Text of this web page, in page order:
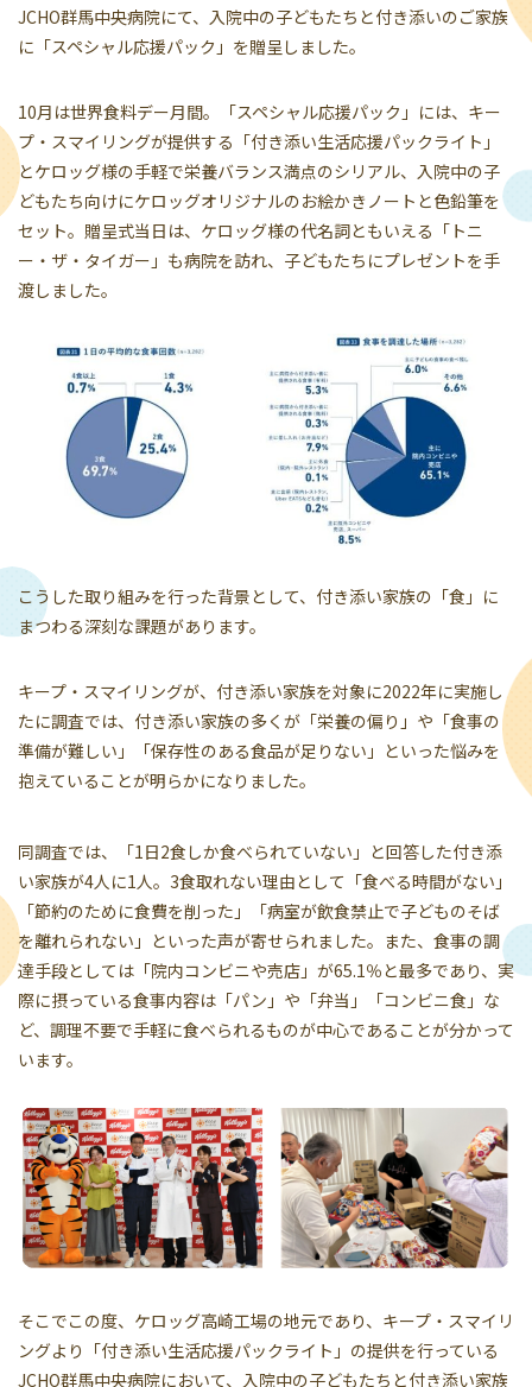
JCHO群馬中央病院にて、入院中の子どもたちと付き添いのご家族
に「スペシャル応援パック」を贈呈しました。
10月は世界食料デー月間。「スペシャル応援パック」には、キー
プ・スマイリングが提供する「付き添い生活応援パックライト」
とケロッグ様の手軽で栄養バランス満点のシリアル、入院中の子
どもたち向けにケロッグオリジナルのお絵かきノートと色鉛筆を
セット。贈呈式当日は、ケロッグ様の代名詞ともいえる「トニ
ー・ザ・タイガー」も病院を訪れ、子どもたちにプレゼントを手
渡しました。
こうした取り組みを行った背景として、付き添い家族の「食」に
まつわる深刻な課題があります。
キープ・スマイリングが、付き添い家族を対象に2022年に実施し
たに調査では、付き添い家族の多くが「栄養の偏り」や「食事の
準備が難しい」「保存性のある食品が足りない」といった悩みを
抱えていることが明らかになりました。
同調査では、「1日2食しか食べられていない」と回答した付き添
い家族が4人に1人。3食取れない理由として「食べる時間がない」
「節約のために食費を削った」「病室が飲食禁止で子どものそば
を離れられない」といった声が寄せられました。また、食事の調
達手段としては「院内コンビニや売店」が65.1％と最多であり、実
際に摂っている食事内容は「パン」や「弁当」「コンビニ食」な
ど、調理不要で手軽に食べられるものが中心であることが分かって
います。
そこでこの度、ケロッグ高崎工場の地元であり、キープ・スマイリ
ングより「付き添い生活応援パックライト」の提供を行っている
JCHO群馬中央病院において、入院中の子どもたちと付き添い家族